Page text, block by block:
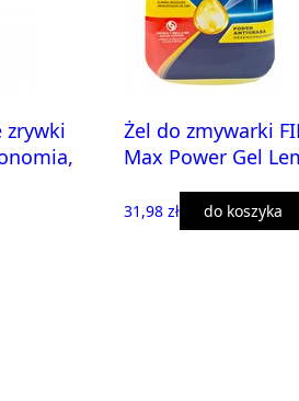
zrywki
Żel do zmywarki
Max Power Gel
31,98 zł do koszyka